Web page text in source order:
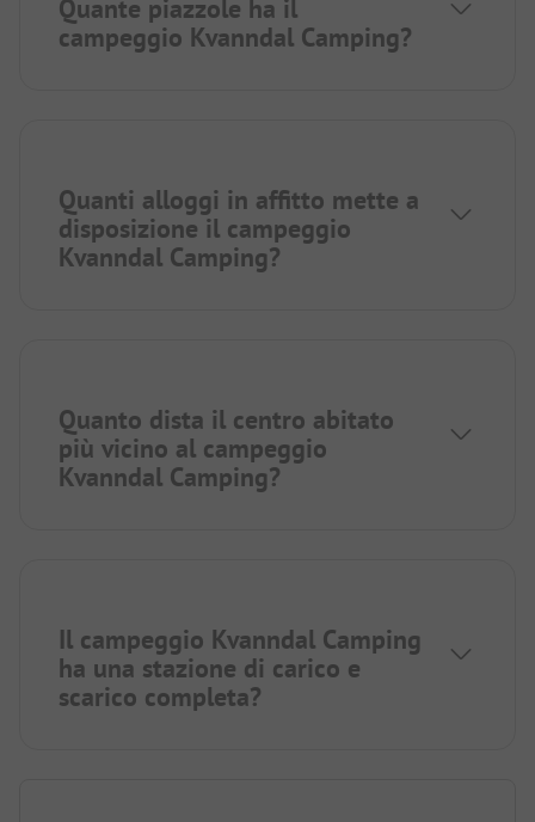
Quante piazzole ha il
campeggio Kvanndal Camping?
Quanti alloggi in affitto mette a
disposizione il campeggio
Kvanndal Camping?
Quanto dista il centro abitato
più vicino al campeggio
Kvanndal Camping?
Il campeggio Kvanndal Camping
ha una stazione di carico e
scarico completa?